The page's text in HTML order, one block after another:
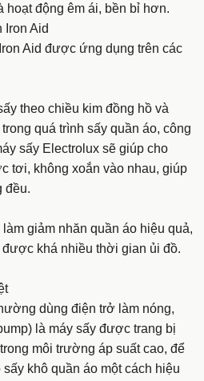
hoạt động êm ái, bền bỉ hơn.
Iron Aid
Aid được ứng dụng trên các
theo chiều kim đồng hồ và
quá trình sấy quần áo, công
sấy Electrolux sẽ giúp cho
tơi, không xoắn vào nhau, giúp
đều.
giảm nhăn quần áo hiệu quả,
khá nhiều thời gian ủi đồ.
dùng điện trở làm nóng,
là máy sấy được trang bị
môi trường áp suất cao, để
khô quần áo một cách hiệu